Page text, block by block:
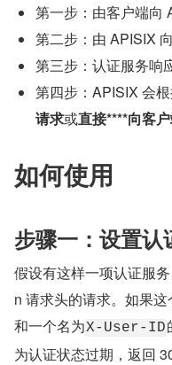
第一步：由客户端向
第二步：由 APISIX
第三步：认证服务响
第四步：APISIX 会
请求或直接****向客
如何使用
步骤一：设置认
假设有这样一项认证服
n 请求头的请求。如果
和一个名为X-User-ID
为认证状态过期，返回